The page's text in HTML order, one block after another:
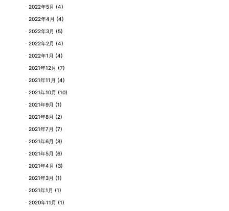
2022年5月 (4)
2022年4月 (4)
2022年3月 (5)
2022年2月 (4)
2022年1月 (4)
2021年12月 (7)
2021年11月 (4)
2021年10月 (10)
2021年9月 (1)
2021年8月 (2)
2021年7月 (7)
2021年6月 (8)
2021年5月 (6)
2021年4月 (3)
2021年3月 (1)
2021年1月 (1)
2020年11月 (1)